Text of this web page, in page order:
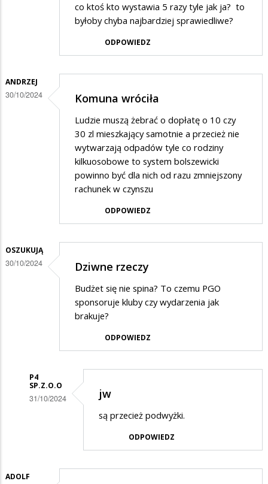
co ktoś kto wystawia 5 razy tyle jak ja? to
byłoby chyba najbardziej sprawiedliwe?
ODPOWIEDZ
ANDRZEJ
30/10/2024 Komuna wróciła
Ludzie muszą żebrać o dopłatę o 10 czy
30 zl mieszkający samotnie a przecież nie
wytwarzają odpadów tyle co rodziny
kilkuosobowe to system bolszewicki
powinno być dla nich od razu zmniejszony
rachunek w czynszu
ODPOWIEDZ
OSZUKUJĄ
30/10/2024 Dziwne rzeczy
Budżet się nie spina? To czemu PGO
sponsoruje kluby czy wydarzenia jak
brakuje?
ODPOWIEDZ
P4
SP.Z.O.O
31/10/2024 jw
są przecież podwyżki.
ODPOWIEDZ
ADOLF